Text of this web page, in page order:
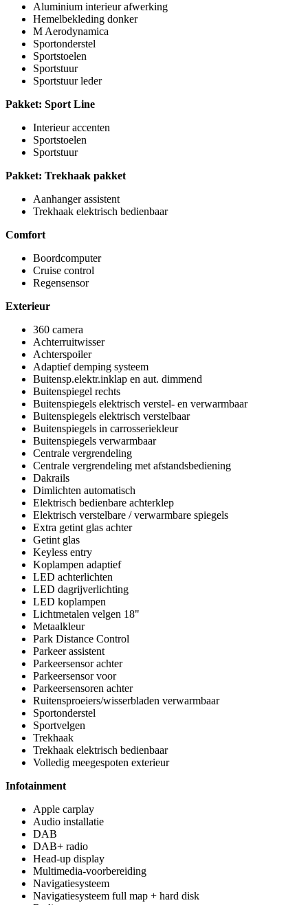
Aluminium interieur afwerking
Hemelbekleding donker
M Aerodynamica
Sportonderstel
Sportstoelen
Sportstuur
Sportstuur leder
Pakket: Sport Line
Interieur accenten
Sportstoelen
Sportstuur
Pakket: Trekhaak pakket
Aanhanger assistent
Trekhaak elektrisch bedienbaar
Comfort
Boordcomputer
Cruise control
Regensensor
Exterieur
360 camera
Achterruitwisser
Achterspoiler
Adaptief demping systeem
Buitensp.elektr.inklap en aut. dimmend
Buitenspiegel rechts
Buitenspiegels elektrisch verstel- en verwarmbaar
Buitenspiegels elektrisch verstelbaar
Buitenspiegels in carrosseriekleur
Buitenspiegels verwarmbaar
Centrale vergrendeling
Centrale vergrendeling met afstandsbediening
Dakrails
Dimlichten automatisch
Elektrisch bedienbare achterklep
Elektrisch verstelbare / verwarmbare spiegels
Extra getint glas achter
Getint glas
Keyless entry
Koplampen adaptief
LED achterlichten
LED dagrijverlichting
LED koplampen
Lichtmetalen velgen 18"
Metaalkleur
Park Distance Control
Parkeer assistent
Parkeersensor achter
Parkeersensor voor
Parkeersensoren achter
Ruitensproeiers/wisserbladen verwarmbaar
Sportonderstel
Sportvelgen
Trekhaak
Trekhaak elektrisch bedienbaar
Volledig meegespoten exterieur
Infotainment
Apple carplay
Audio installatie
DAB
DAB+ radio
Head-up display
Multimedia-voorbereiding
Navigatiesysteem
Navigatiesysteem full map + hard disk